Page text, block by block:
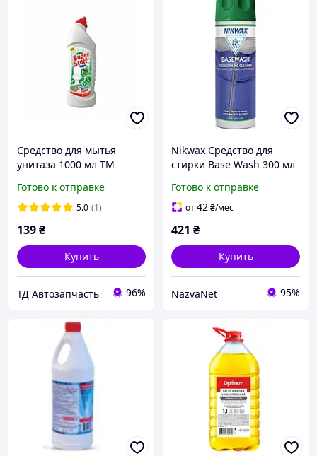
Средство для мытья
унитаза 1000 мл ТМ
Готово к отправке
5.0 (1)
139₴
Купить
ТД Автозапчасть 96%
Nikwax Средство для
стирки Base Wash 300 мл
тканей натуральный
состав кондиционирует и
Готово к отправке
от42₴/мес
421 ₴
Купить
NazvaNet 95%